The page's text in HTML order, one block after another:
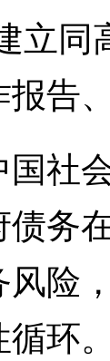
同
报告
会
债务
风险
环。